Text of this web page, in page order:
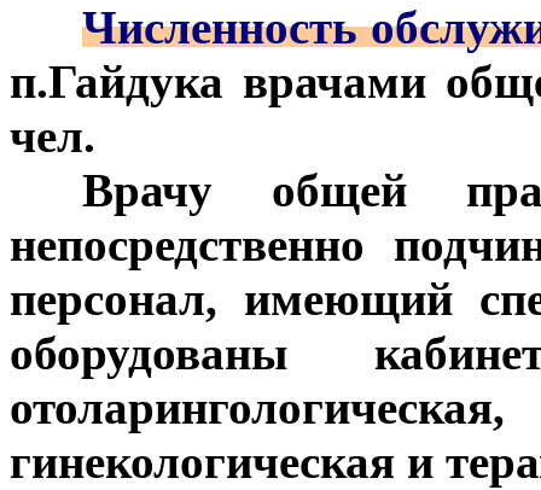
Численность
п.Гайдука врачами
чел.
Врачу общей
непосредственно
персонал, имеющий
оборудованы
гинекологическая и